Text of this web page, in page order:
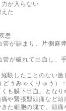
力が入らない
た
患
管が詰まり、片側麻
管が破れて出血し、
経験したことのない
どうみゃくりゅう）
も膜下出血」となり
痛や緊張型頭痛など頭
きた細胞の塊で、頭